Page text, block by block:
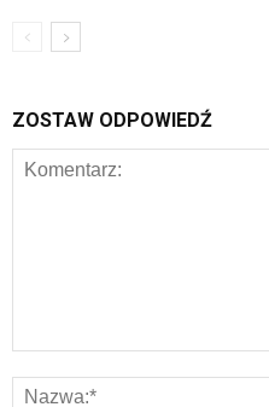
ZOSTAW ODPOWIEDŹ